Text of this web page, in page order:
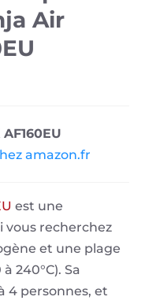
Air
amazon.fr
est une
vous recherchez
et une plage
240°C). Sa
4 personnes, et